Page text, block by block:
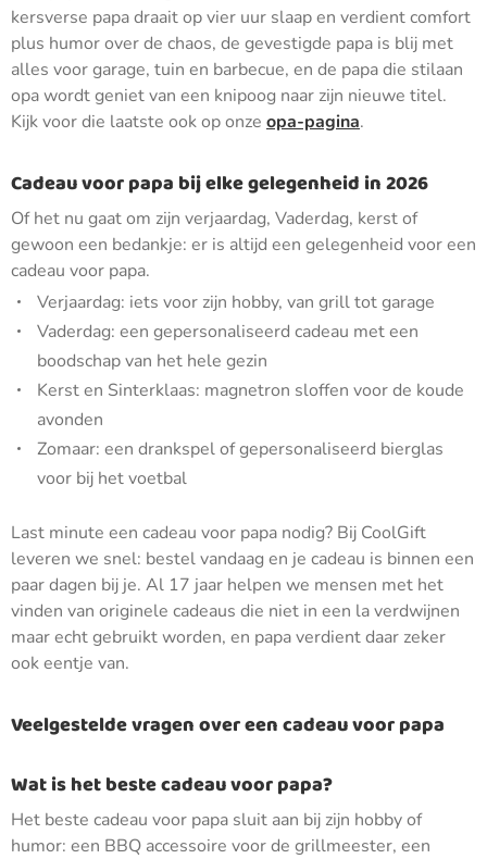
kersverse papa draait op vier uur slaap en verdient comfort
plus humor over de chaos, de gevestigde papa is blij met
alles voor garage, tuin en barbecue, en de papa die stilaan
opa wordt geniet van een knipoog naar zijn nieuwe titel.
Kijk voor die laatste ook op onze opa-pagina.
Cadeau voor papa bij elke gelegenheid in 2026
Of het nu gaat om zijn verjaardag, Vaderdag, kerst of
gewoon een bedankje: er is altijd een gelegenheid voor een
cadeau voor papa.
Verjaardag: iets voor zijn hobby, van grill tot garage
Vaderdag: een gepersonaliseerd cadeau met een
boodschap van het hele gezin
Kerst en Sinterklaas: magnetron sloffen voor de koude
avonden
Zomaar: een drankspel of gepersonaliseerd bierglas
voor bij het voetbal
Last minute een cadeau voor papa nodig? Bij CoolGift
leveren we snel: bestel vandaag en je cadeau is binnen een
paar dagen bij je. Al 17 jaar helpen we mensen met het
vinden van originele cadeaus die niet in een la verdwijnen
maar echt gebruikt worden, en papa verdient daar zeker
ook eentje van.
Veelgestelde vragen over een cadeau voor papa
Wat is het beste cadeau voor papa?
Het beste cadeau voor papa sluit aan bij zijn hobby of
humor: een BBQ accessoire voor de grillmeester, een